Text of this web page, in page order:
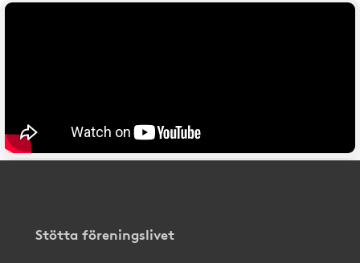
Stötta föreningslivet